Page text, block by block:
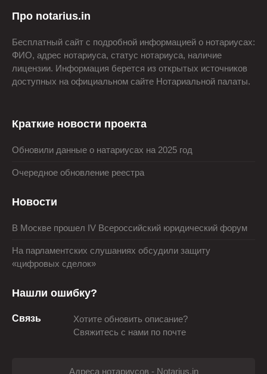
Про notarius.in
Бесплатный сайт с подробной информацией о нотариусах:
ФИО, адрес нотариуса, статус нотариуса, наличие
лицензии. Информация берется из открытых источников
доступных на официальном сайте Нотариальной палаты.
Краткие новости проекта
Обновили данные о натариусах на 2025 год
Очередное обновление реестра
Новости
В Москве прошел IV Всероссийский юридический форум
На парламентских слушаниях обсудили защиту
«цифровых сделок»
Нашли ошибку?
Связь
Хотите обновить описание?
Свяжитесь с нами по почте
Адреса нотариусов - Notarius.in